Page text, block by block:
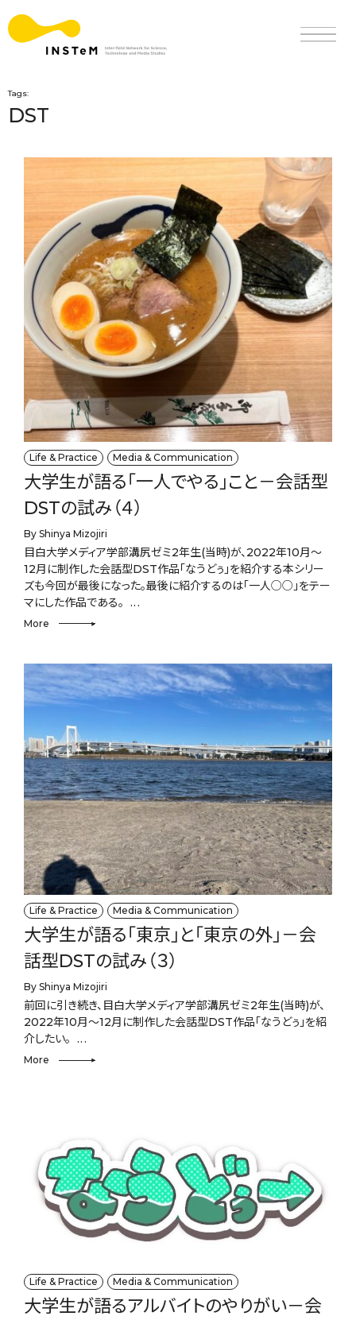
Tags:
DST
Life & Practice Media & Communication
大学生が語る「一人でやる」こと－会話型
DSTの試み（４）
By Shinya Mizojiri
目白大学メディア学部溝尻ゼミ2年生(当時)が、2022年10月～
12月に制作した会話型DST作品「なうどぅ」を紹介する本シリー
ズも今回が最後になった。最後に紹介するのは「一人○○」をテー
マにした作品である。
More
Life & Practice Media & Communication
大学生が語る「東京」と「東京の外」－会
話型DSTの試み（３）
By Shinya Mizojiri
前回に引き続き、目白大学メディア学部溝尻ゼミ2年生(当時)が、
2022年10月～12月に制作した会話型DST作品「なうどぅ」を紹
介したい。
More
Life & Practice Media & Communication
大学生が語るアルバイトのやりがい－会